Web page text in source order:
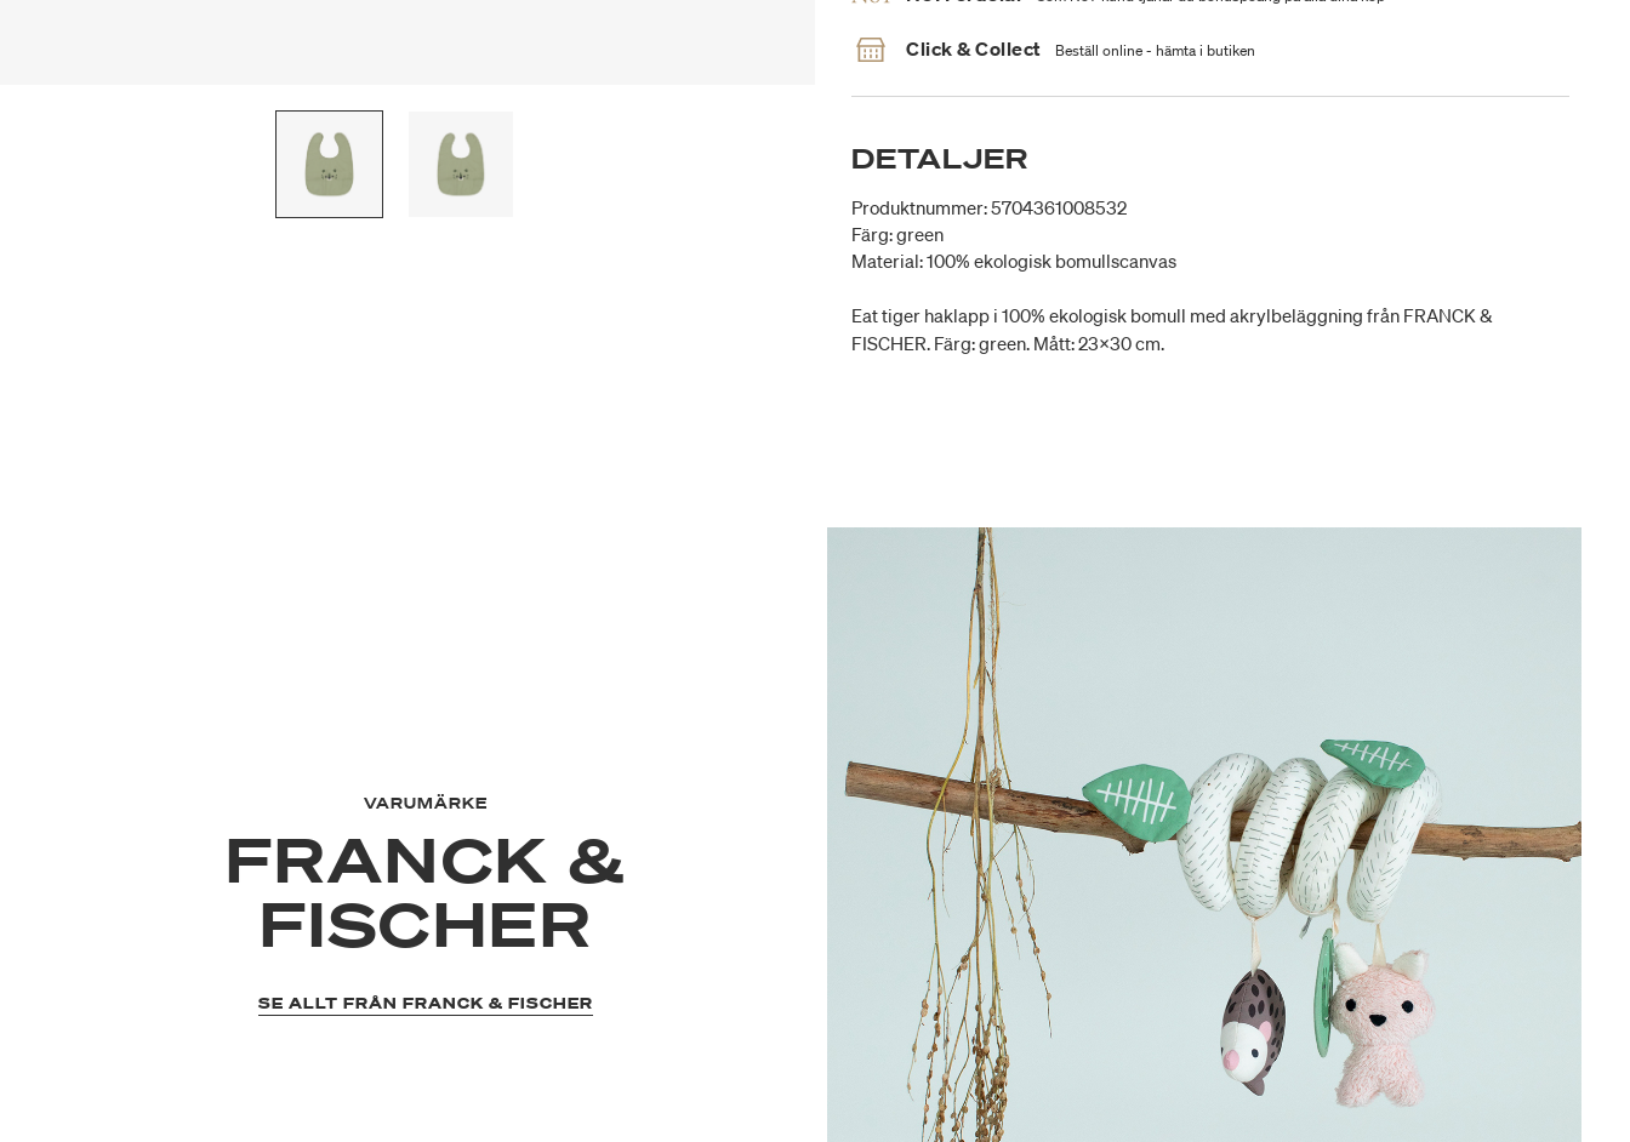
Click & Collect Beställ online - hämta i butiken
DETALJER
Produktnummer: 5704361008532
Färg: green
Material: 100% ekologisk bomullscanvas
Eat tiger haklapp i 100% ekologisk bomull med akrylbeläggning från FRANCK &
FISCHER. Färg: green. Mått: 23x30 cm.
VARUMÄRKE
FRANCK &
FISCHER
SE ALLT FRÅN FRANCK & FISCHER